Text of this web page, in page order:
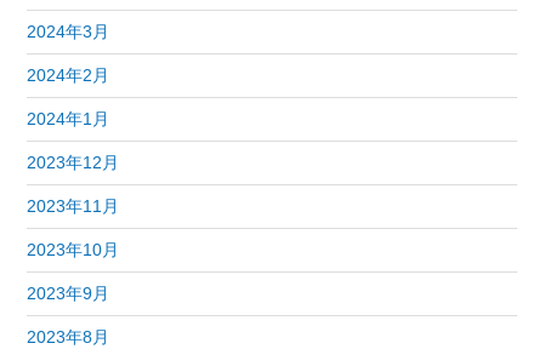
2024年3月
2024年2月
2024年1月
2023年12月
2023年11月
2023年10月
2023年9月
2023年8月